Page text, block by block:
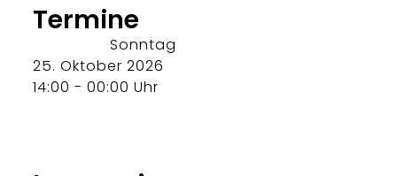
Termine
Sonntag
25. Oktober 2026
14:00 - 00:00 Uhr